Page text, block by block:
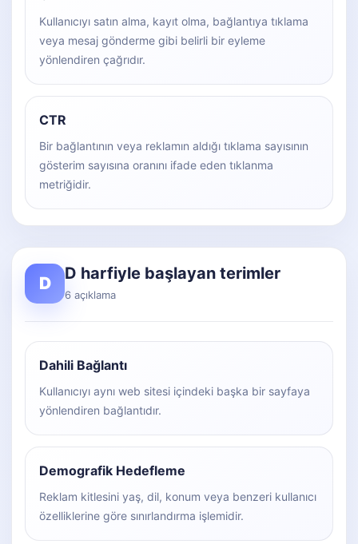
Kullanıcıyı satın alma, kayıt olma, bağlantıya tıklama
veya mesaj gönderme gibi belirli bir eyleme
yönlendiren çağrıdır.
CTR
Bir bağlantının veya reklamın aldığı tıklama sayısının
gösterim sayısına oranını ifade eden tıklanma
metriğidir.
D D harfiyle başlayan terimler
6 açıklama
Dahili Bağlantı
Kullanıcıyı aynı web sitesi içindeki başka bir sayfaya
yönlendiren bağlantıdır.
Demografik Hedefleme
Reklam kitlesini yaş, dil, konum veya benzeri kullanıcı
özelliklerine göre sınırlandırma işlemidir.